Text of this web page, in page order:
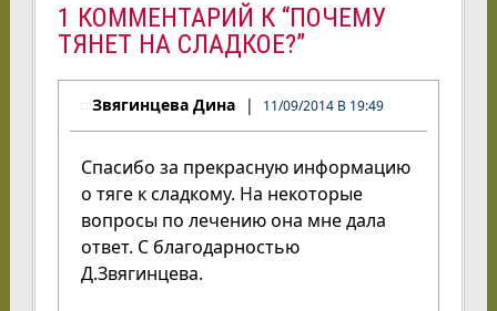
1 КОММЕНТАРИЙ К “ПОЧЕМУ
ТЯНЕТ НА СЛАДКОЕ?”
Звягинцева Дина 11/09/2014 В 19:49
Спасибо за прекрасную информацию
о тяге к сладкому. На некоторые
вопросы по лечению она мне дала
ответ. С благодарностью
Д.Звягинцева.